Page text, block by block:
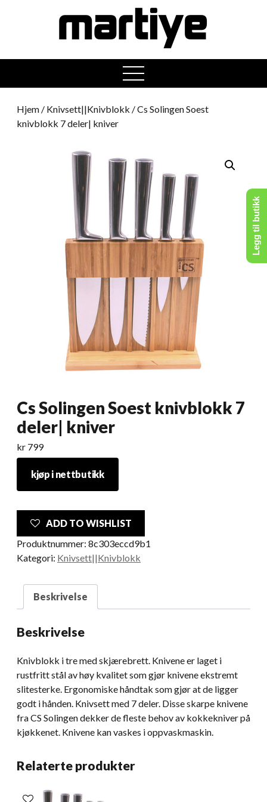
open
menu
Hjem / Knivsett||Knivblokk / Cs Solingen Soest
knivblokk 7 deler| kniver
Cs Solingen Soest knivblokk 7
deler| kniver
kr 799
kjøp i nettbutikk
ADD TO WISHLIST
Produktnummer: 8c303eccd9b1
Kategori: Knivsett||Knivblokk
Beskrivelse
Beskrivelse
Knivblokk i tre med skjærebrett. Knivene er laget i
rustfritt stål av høy kvalitet som gjør knivene ekstremt
slitesterke. Ergonomiske håndtak som gjør at de ligger
godt i hånden. Knivsett med 7 deler. Disse skarpe knivene
fra CS Solingen dekker de fleste behov av kokkekniver på
kjøkkenet. Knivene kan vaskes i oppvaskmaskin.
Relaterte produkter
Legg til butikk